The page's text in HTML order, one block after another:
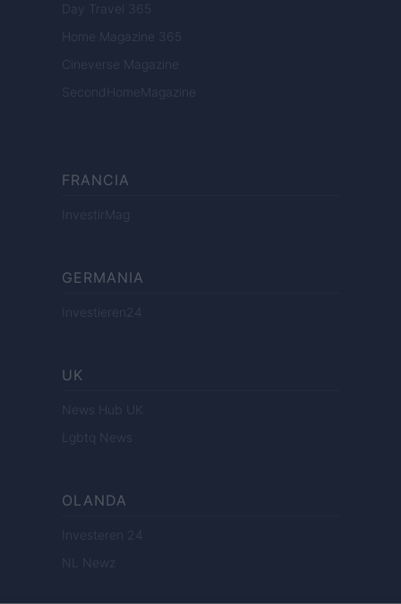
Day Travel 365
Home Magazine 365
Cineverse Magazine
SecondHomeMagazine
FRANCIA
InvestirMag
GERMANIA
Investieren24
UK
News Hub UK
Lgbtq News
OLANDA
Investeren 24
NL Newz